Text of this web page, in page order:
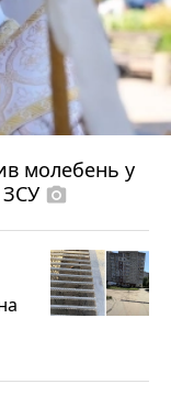
молебень у
ЗСУ photo_camera